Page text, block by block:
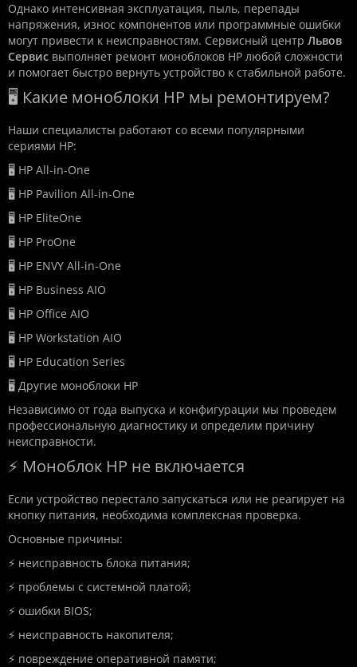
Однако интенсивная эксплуатация, пыль, перепады
напряжения, износ компонентов или программные ошибки
могут привести к неисправностям. Сервисный центр Львов
Сервис выполняет ремонт моноблоков HP любой сложности
и помогает быстро вернуть устройство к стабильной работе.
🖥️ Какие моноблоки HP мы ремонтируем?
Наши специалисты работают со всеми популярными
сериями HP:
🖥️ HP All-in-One
🖥️ HP Pavilion All-in-One
🖥️ HP EliteOne
🖥️ HP ProOne
🖥️ HP ENVY All-in-One
🖥️ HP Business AIO
🖥️ HP Office AIO
🖥️ HP Workstation AIO
🖥️ HP Education Series
🖥️ Другие моноблоки HP
Независимо от года выпуска и конфигурации мы проведем
профессиональную диагностику и определим причину
неисправности.
⚡ Моноблок HP не включается
Если устройство перестало запускаться или не реагирует на
кнопку питания, необходима комплексная проверка.
Основные причины:
⚡ неисправность блока питания;
⚡ проблемы с системной платой;
⚡ ошибки BIOS;
⚡ неисправность накопителя;
⚡ повреждение оперативной памяти;